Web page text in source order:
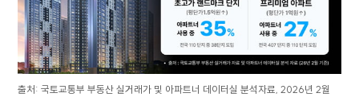
출처: 국토교통부 부동산 실거래가 및 아파트너 데이터실 분석자료, 2026년 2월